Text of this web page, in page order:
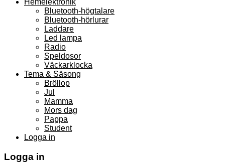
Hemelektronik
Bluetooth-högtalare
Bluetooth-hörlurar
Laddare
Led lampa
Radio
Speldosor
Väckarklocka
Tema & Säsong
Bröllop
Jul
Mamma
Mors dag
Pappa
Student
Logga in
Logga in